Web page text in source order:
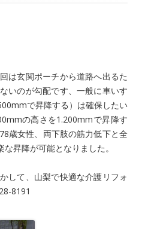
は玄関ポーチから道路へ出るた
いのが勾配です、一般に車いす
で昇降する）は確保したい
の高さを1.200mmで昇降す
歳女性、両下肢の筋力低下と全
昇降が可能となりました。
して、山梨で快適な介護リフォ
8191